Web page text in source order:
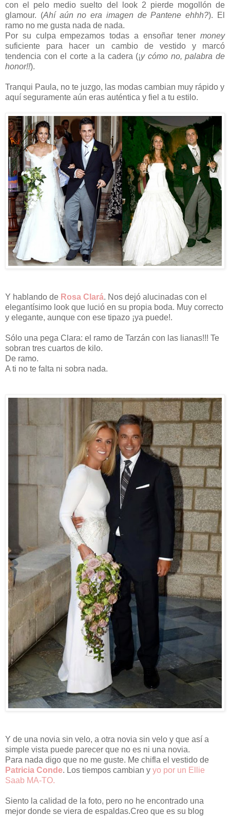
con el pelo medio suelto del look 2 pierde mogollón de
glamour. (Ahí aún no era imagen de Pantene ehhh?). El
ramo no me gusta nada de nada.
Por su culpa empezamos todas a ensoñar tener money
suficiente para hacer un cambio de vestido y marcó
tendencia con el corte a la cadera (¡y cómo no, palabra de
honor!!).
Tranqui Paula, no te juzgo, las modas cambian muy rápido y
aquí seguramente aún eras auténtica y fiel a tu estilo.
Y hablando de Rosa Clará. Nos dejó alucinadas con el
elegantísimo look que lució en su propia boda. Muy correcto
y elegante, aunque con ese tipazo ¡ya puede!.
Sólo una pega Clara: el ramo de Tarzán con las lianas!!! Te
sobran tres cuartos de kilo.
De ramo.
A ti no te falta ni sobra nada.
Y de una novia sin velo, a otra novia sin velo y que así a
simple vista puede parecer que no es ni una novia.
Para nada digo que no me guste. Me chifla el vestido de
Patricia Conde. Los tiempos cambian y yo por un Ellie
Saab MA-TO.
Siento la calidad de la foto, pero no he encontrado una
mejor donde se viera de espaldas.Creo que es su blog